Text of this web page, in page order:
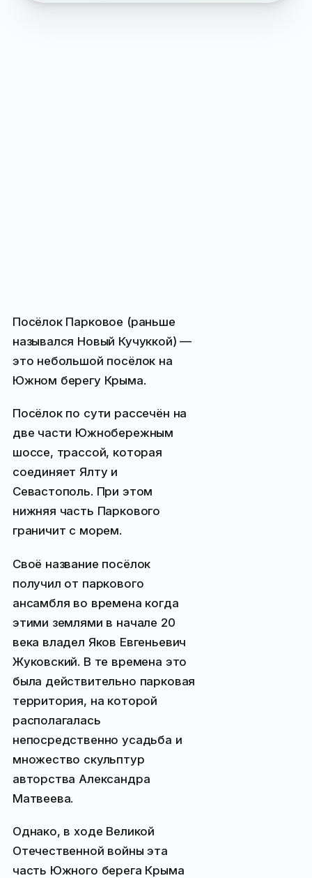
Посёлок Парковое (раньше
назывался Новый Кучуккой) —
это небольшой посёлок на
Южном берегу Крыма.
Посёлок по сути рассечён на
две части Южнобережным
шоссе, трассой, которая
соединяет Ялту и
Севастополь. При этом
нижняя часть Паркового
граничит с морем.
Своё название посёлок
получил от паркового
ансамбля во времена когда
этими землями в начале 20
века владел Яков Евгеньевич
Жуковский. В те времена это
была действительно парковая
территория, на которой
располагалась
непосредственно усадьба и
множество скульптур
авторства Александра
Матвеева.
Однако, в ходе Великой
Отечественной войны эта
часть Южного берега Крыма